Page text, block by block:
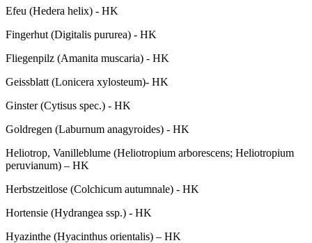
Efeu (Hedera helix) - HK
Fingerhut (Digitalis pururea) - HK
Fliegenpilz (Amanita muscaria) - HK
Geissblatt (Lonicera xylosteum)- HK
Ginster (Cytisus spec.) - HK
Goldregen (Laburnum anagyroides) - HK
Heliotrop, Vanilleblume (Heliotropium arborescens; Heliotropium
peruvianum) – HK
Herbstzeitlose (Colchicum autumnale) - HK
Hortensie (Hydrangea ssp.) - HK
Hyazinthe (Hyacinthus orientalis) – HK